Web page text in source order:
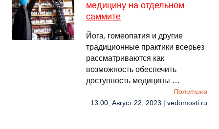
медицину на отдельном
саммите
Йога, гомеопатия и другие
традиционные практики всерьез
рассматриваются как
возможность обеспечить
доступность медицины …
Политика
13:00, Август 22, 2023 | vedomosti.ru